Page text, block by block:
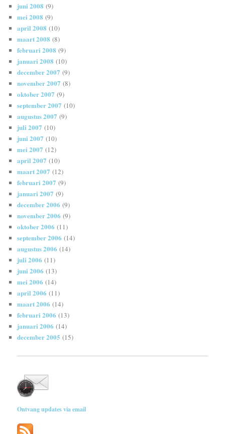
juni 2008 (9)
mei 2008 (9)
april 2008 (10)
maart 2008 (8)
februari 2008 (9)
januari 2008 (10)
december 2007 (9)
november 2007 (8)
oktober 2007 (9)
september 2007 (10)
augustus 2007 (9)
juli 2007 (10)
juni 2007 (10)
mei 2007 (12)
april 2007 (10)
maart 2007 (12)
februari 2007 (9)
januari 2007 (9)
december 2006 (9)
november 2006 (9)
oktober 2006 (11)
september 2006 (14)
augustus 2006 (14)
juli 2006 (11)
juni 2006 (13)
mei 2006 (14)
april 2006 (11)
maart 2006 (14)
februari 2006 (13)
januari 2006 (14)
december 2005 (15)
Ontvang updates via email